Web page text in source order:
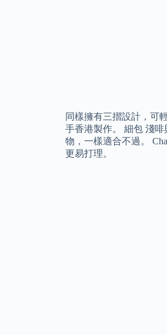
同樣擁有三摺設計，可
手香港製作。 細包 淺
物，一樣適合不過。
更易打理。